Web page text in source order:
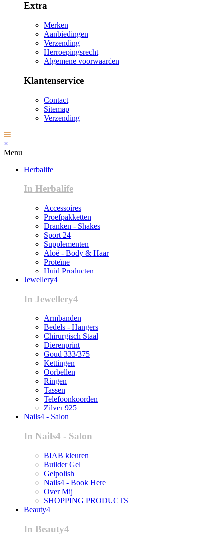
Extra
Merken
Aanbiedingen
Verzending
Herroepingsrecht
Algemene voorwaarden
Klantenservice
Contact
Sitemap
Verzending
×
Menu
Herbalife
In Herbalife
Accessoires
Proefpakketten
Dranken - Shakes
Sport 24
Supplementen
Aloë - Body & Haar
Proteïne
Huid Producten
Jewellery4
In Jewellery4
Armbanden
Bedels - Hangers
Chirurgisch Staal
Dierenprint
Goud 333/375
Kettingen
Oorbellen
Ringen
Tassen
Telefoonkoorden
Zilver 925
Nails4 - Salon
In Nails4 - Salon
BIAB kleuren
Builder Gel
Gelpolish
Nails4 - Book Here
Over Mij
SHOPPING PRODUCTS
Beauty4
In Beauty4